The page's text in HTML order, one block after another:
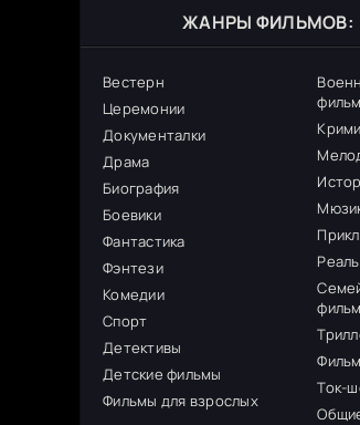
ЖАНРЫ ФИЛЬМОВ:
Вестерн
Церемонии
Документалки
Драма
Биография
Боевики
Фантастика
Фэнтези
Комедии
Спорт
Детективы
Детские фильмы
Фильмы для взрослых
Ток-